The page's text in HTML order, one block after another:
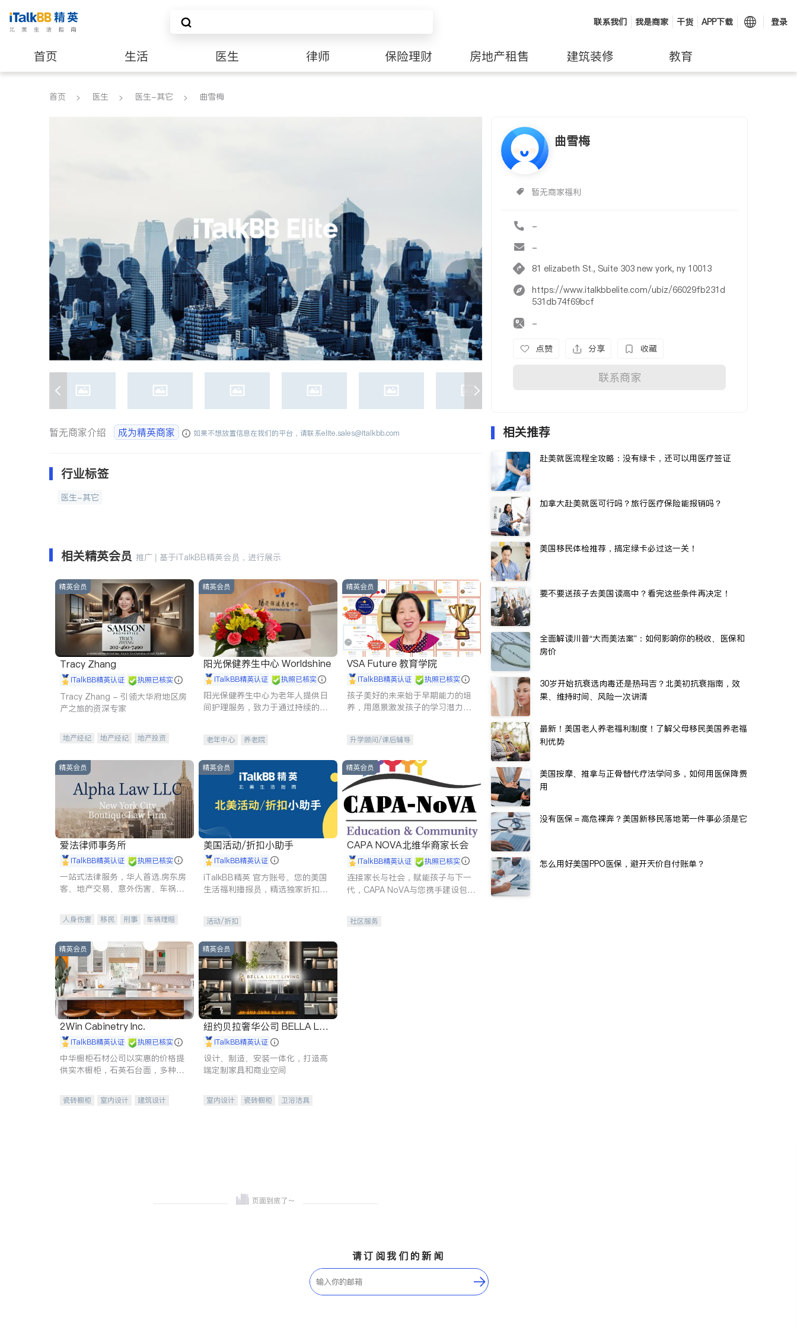
联系我们 我是商家 干货 APP下载 登录
首页 生活 医生 律师 保险理财 房地产租售 建筑装修 教育
养老 非盈利组织
首页 医生 医生-其它 曲雪梅
曲雪梅
暂无商家福利
-
-
81 elizabeth St., Suite 303 new york, ny 10013
https://www.italkbbelite.com/ubiz/66029fb231d
531db74f69bcf
-
点赞 分享 收藏
联系商家
暂无商家介绍 成为精英商家 如果不想放置信息在我们的平台，请联系elite.sales@italkbb.com
行业标签
医生-其它
相关精英会员 推广 | 基于iTalkBB精英会员，进行展示
精英会员
Tracy Zhang
iTalkBB精英认证 执照已核实
Tracy Zhang - 引领大华府地区房
产之旅的资深专家
地产经纪 地产经纪
地产投资
精英会员
阳光保健养生中心 Worldshine
iTalkBB精英认证 执照已核实
阳光保健养生中心为老年人提供日
间护理服务，致力于通过持续的护
老年中心 养老院
精英会员
VSA Future 教育学院
iTalkBB精英认证 执照已核实
孩子美好的未来始于早期能力的培
养，用愿景激发孩子的学习潜力和
升学顾问/课后辅导
精英会员
爱法律师事务所
iTalkBB精英认证 执照已核实
一站式法律服务，华人首选.房东房
客、地产交易、意外伤害、车祸重
人身伤害 移民 刑事
车祸理赔
商标注册
索赔 律师-其它 保释
精英会员
美国活动/折扣小助手
iTalkBB精英认证
iTalkBB精英 官方账号。您的美国
生活福利播报员，精选独家折扣、
活动/折扣
精英会员
CAPA NOVA北维华裔家长会
iTalkBB精英认证 执照已核实
连接家长与社会，赋能孩子与下一
代，CAPA NoVA与您携手建设包
社区服务
精英会员
2Win Cabinetry Inc.
iTalkBB精英认证 执照已核实
中华橱柜石材公司以实惠的价格提
供实木橱柜，石英石台面，多种优
机。品质厨房，家的选择。
瓷砖橱柜 室内设计
建筑设计
精英会员
纽约贝拉奢华公司 BELLA LUX
E iTalkBB精英认证
设计、制造、安装一体化，打造高
端定制家具和商业空间
室内设计 瓷砖橱柜
卫浴洁具
相关推荐
赴美就医流程全攻略：没有绿卡，还可以用医疗签证
加拿大赴美就医可行吗？旅行医疗保险能报销吗？
美国移民体检推荐，搞定绿卡必过这一关！
要不要送孩子去美国读高中？看完这些条件再决定！
全面解读川普“大而美法案”：如何影响你的税收、医保和
房价
30岁开始抗衰选肉毒还是热玛吉？北美初抗衰指南，效
果、维持时间、风险一次讲清
最新！美国老人养老福利制度！了解父母移民美国养老福
利优势
美国按摩、推拿与正骨替代疗法学问多，如何用医保降费
用
没有医保＝高危裸奔？美国新移民落地第一件事必须是它
怎么用好美国PPO医保，避开天价自付账单？
请订阅我们的新闻